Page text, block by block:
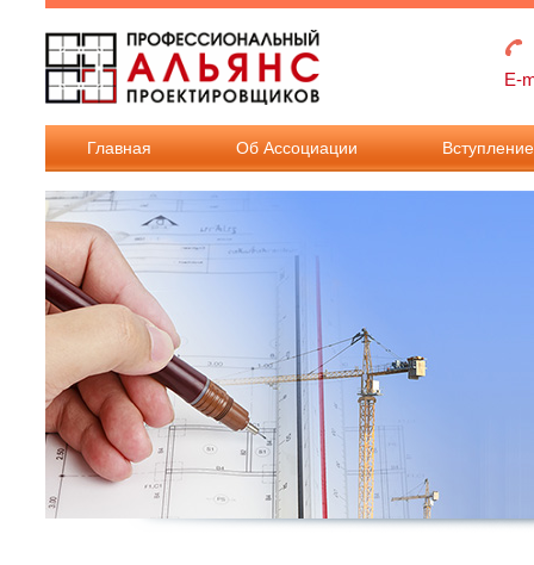
Перейти к основному содержанию
E-
Главная Об Ассоциации Вступление
Взносы в
внесения
изменения в
Ассоциации